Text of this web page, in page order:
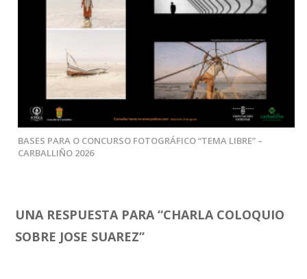
BASES PARA O CONCURSO FOTOGRÁFICO “TEMA LIBRE” –
CARBALLIÑO 2026
UNA RESPUESTA PARA “CHARLA COLOQUIO
SOBRE JOSE SUAREZ”